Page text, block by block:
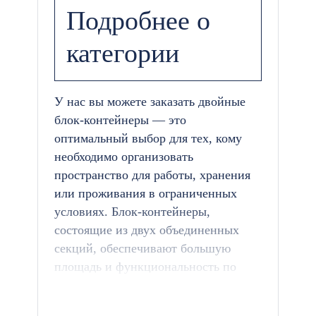
Подробнее о
категории
У нас вы можете заказать двойные
блок-контейнеры — это
оптимальный выбор для тех, кому
необходимо организовать
пространство для работы, хранения
или проживания в ограниченных
условиях. Блок-контейнеры,
состоящие из двух объединенных
секций, обеспечивают большую
площадь и функциональность по